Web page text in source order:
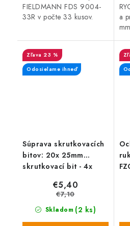
FIELDMANN FDS 9004-
33R v počte 33 kusov.
a
Súprava skrutkovacích
bitov: 20x 25mm
skrutkovací bit - 4x
RAK28MSD
23 %
Odosielame ihneď
Skladom (2 ks)
€5,40
€7,10